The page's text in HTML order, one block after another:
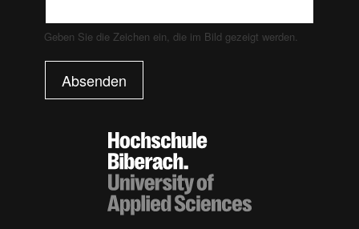
Geben Sie die Zeichen ein, die im Bild gezeigt werden.
Absenden